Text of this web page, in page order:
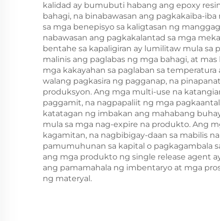
kalidad ay bumubuti habang ang epoxy
bahagi, na binabawasan ang pagkakaiba-
sa mga benepisyo sa kaligtasan ng
nabawasan ang pagkakalantad sa mga
bentahe sa kapaligiran ay lumilitaw mula sa
malinis ang paglabas ng mga bahagi, at
mga kakayahan sa paglaban sa
walang pagkasira ng pagganap, na
produksyon. Ang mga multi-use na
paggamit, na nagpapaliit ng mga
katatagan ng imbakan ang mahabang
mula sa mga nag-expire na produkto. Ang
kagamitan, na nagbibigay-daan sa mabilis
pamumuhunan sa kapital o pagkagambala
ang mga produkto ng single release agent
ang pamamahala ng imbentaryo at mga
ng materyal.